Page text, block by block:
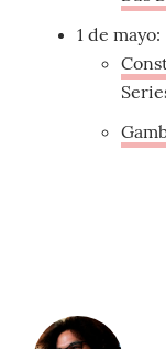
1 de mayo: